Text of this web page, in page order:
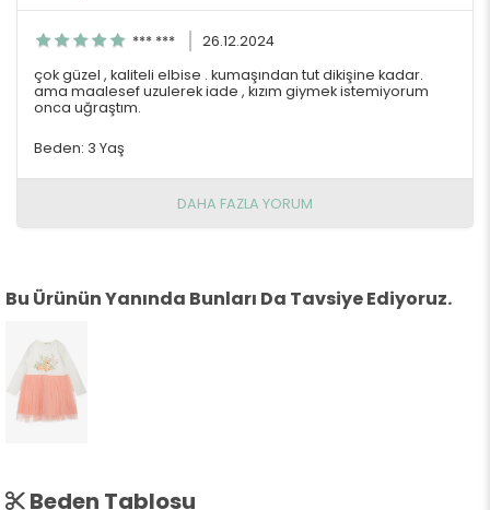
*** ***
26.12.2024
çok güzel , kaliteli elbise . kumaşından tut dikişine kadar.
ama maalesef uzulerek iade , kızım giymek istemiyorum
onca uğraştım.
Beden: 3 Yaş
DAHA FAZLA YORUM
Bu Ürünün Yanında Bunları Da Tavsiye Ediyoruz.
Beden Tablosu